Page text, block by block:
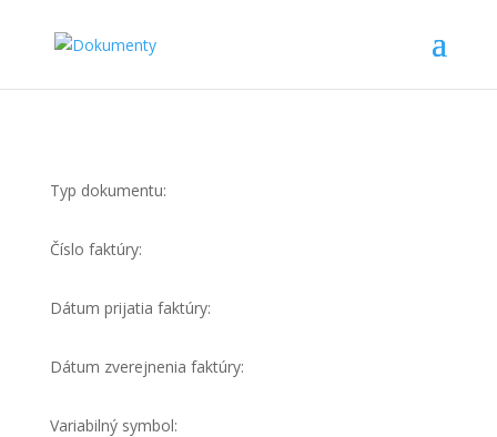
Typ dokumentu:
Číslo faktúry:
Dátum prijatia faktúry:
Dátum zverejnenia faktúry:
Variabilný symbol: